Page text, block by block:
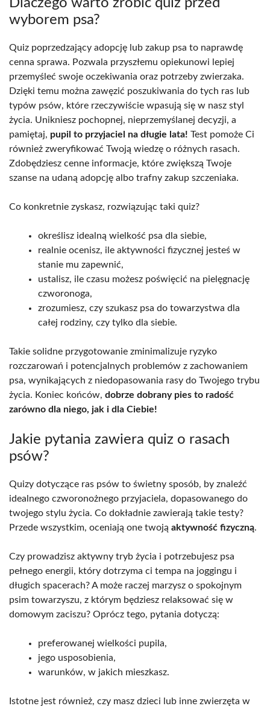
Dlaczego warto zrobić quiz przed
wyborem psa?
Quiz poprzedzający adopcję lub zakup psa to naprawdę
cenna sprawa. Pozwala przyszłemu opiekunowi lepiej
przemyśleć swoje oczekiwania oraz potrzeby zwierzaka.
Dzięki temu można zawęzić poszukiwania do tych ras lub
typów psów, które rzeczywiście wpasują się w nasz styl
życia. Unikniesz pochopnej, nieprzemyślanej decyzji, a
pamiętaj, pupil to przyjaciel na długie lata! Test pomoże Ci
również zweryfikować Twoją wiedzę o różnych rasach.
Zdobędziesz cenne informacje, które zwiększą Twoje
szanse na udaną adopcję albo trafny zakup szczeniaka.
Co konkretnie zyskasz, rozwiązując taki quiz?
określisz idealną wielkość psa dla siebie,
realnie ocenisz, ile aktywności fizycznej jesteś w
stanie mu zapewnić,
ustalisz, ile czasu możesz poświęcić na pielęgnację
czworonoga,
zrozumiesz, czy szukasz psa do towarzystwa dla
całej rodziny, czy tylko dla siebie.
Takie solidne przygotowanie zminimalizuje ryzyko
rozczarowań i potencjalnych problemów z zachowaniem
psa, wynikających z niedopasowania rasy do Twojego trybu
życia. Koniec końców, dobrze dobrany pies to radość
zarówno dla niego, jak i dla Ciebie!
Jakie pytania zawiera quiz o rasach
psów?
Quizy dotyczące ras psów to świetny sposób, by znaleźć
idealnego czworonożnego przyjaciela, dopasowanego do
twojego stylu życia. Co dokładnie zawierają takie testy?
Przede wszystkim, oceniają one twoją aktywność fizyczną.
Czy prowadzisz aktywny tryb życia i potrzebujesz psa
pełnego energii, który dotrzyma ci tempa na joggingu i
długich spacerach? A może raczej marzysz o spokojnym
psim towarzyszu, z którym będziesz relaksować się w
domowym zaciszu? Oprócz tego, pytania dotyczą:
preferowanej wielkości pupila,
jego usposobienia,
warunków, w jakich mieszkasz.
Istotne jest również, czy masz dzieci lub inne zwierzęta w